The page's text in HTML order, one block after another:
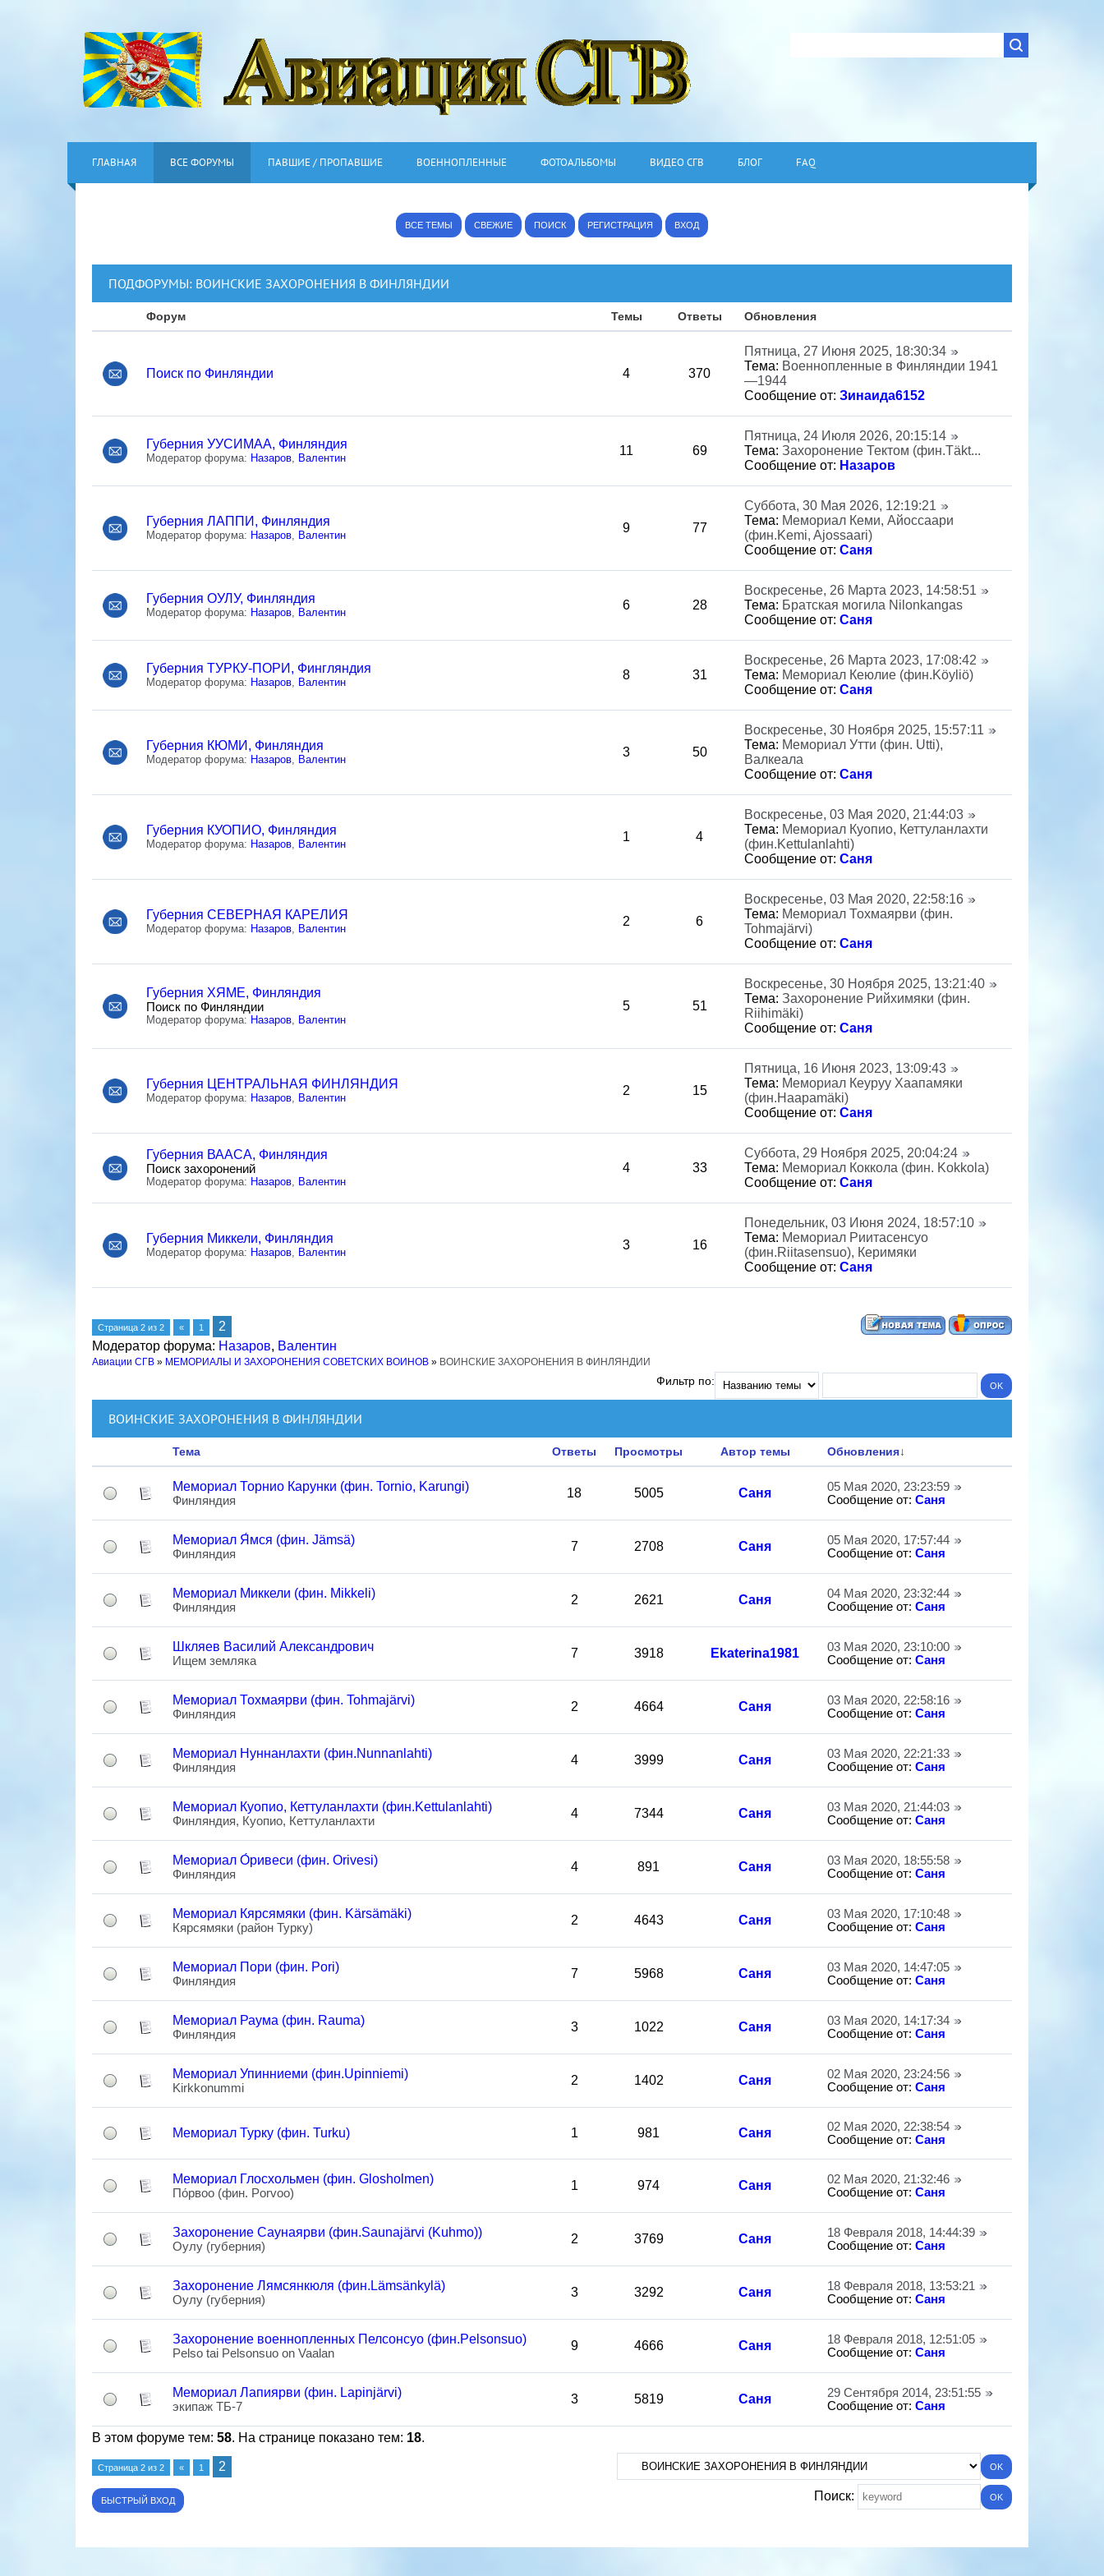
ГЛАВНАЯ ВСЕ ФОРУМЫ ПАВШИЕ / ПРОПАВШИЕ ВОЕННОПЛЕННЫЕ ФОТОАЛЬБОМЫ ВИДЕО СГВ БЛОГ FAQ
ВСЕ ТЕМЫ СВЕЖИЕ ПОИСК РЕГИСТРАЦИЯ ВХОД
ПОДФОРУМЫ: ВОИНСКИЕ ЗАХОРОНЕНИЯ В ФИНЛЯНДИИ
Форум Темы Ответы Обновления
Поиск по Финляндии 4 370
Пятница, 27 Июня 2025, 18:30:34
Тема: Военнопленные в Финляндии 1941
—1944
Сообщение от: Зинаида6152
Губерния УУСИМАА, Финляндия
Модератор форума: Назаров, Валентин
11 69
Пятница, 24 Июля 2026, 20:15:14
Тема: Захоронение Тектом (фин.Täkt...
Сообщение от: Назаров
Губерния ЛАППИ, Финляндия
Модератор форума: Назаров, Валентин
9 77
Суббота, 30 Мая 2026, 12:19:21
Тема: Мемориал Кеми, Айоссаари
(фин.Kemi, Ajossaari)
Сообщение от: Саня
Губерния ОУЛУ, Финляндия
Модератор форума: Назаров, Валентин
6 28
Воскресенье, 26 Марта 2023, 14:58:51
Тема: Братская могила Nilonkangas
Сообщение от: Саня
Губерния ТУРКУ-ПОРИ, Фингляндия
Модератор форума: Назаров, Валентин
8 31
Воскресенье, 26 Марта 2023, 17:08:42
Тема: Мемориал Кеюлие (фин.Köyliö)
Сообщение от: Саня
Губерния КЮМИ, Финляндия
Модератор форума: Назаров, Валентин
3 50
Воскресенье, 30 Ноября 2025, 15:57:11
Тема: Мемориал Утти (фин. Utti),
Валкеала
Сообщение от: Саня
Губерния КУОПИО, Финляндия
Модератор форума: Назаров, Валентин
1 4
Воскресенье, 03 Мая 2020, 21:44:03
Тема: Мемориал Куопио, Кеттуланлахти
(фин.Kettulanlahti)
Сообщение от: Саня
Губерния СЕВЕРНАЯ КАРЕЛИЯ
Модератор форума: Назаров, Валентин
2 6
Воскресенье, 03 Мая 2020, 22:58:16
Тема: Мемориал Тохмаярви (фин.
Tohmajärvi)
Сообщение от: Саня
Губерния ХЯМЕ, Финляндия
Поиск по Финляндии
Модератор форума: Назаров, Валентин
5 51
Воскресенье, 30 Ноября 2025, 13:21:40
Тема: Захоронение Рийхимяки (фин.
Riihimäki)
Сообщение от: Саня
Губерния ЦЕНТРАЛЬНАЯ ФИНЛЯНДИЯ
Модератор форума: Назаров, Валентин
2 15
Пятница, 16 Июня 2023, 13:09:43
Тема: Мемориал Кеуруу Хаапамяки
(фин.Haapamäki)
Сообщение от: Саня
Губерния ВААСА, Финляндия
Поиск захоронений
Модератор форума: Назаров, Валентин
4 33
Суббота, 29 Ноября 2025, 20:04:24
Тема: Мемориал Коккола (фин. Kokkola)
Сообщение от: Саня
Губерния Миккели, Финляндия
Модератор форума: Назаров, Валентин
3 16
Понедельник, 03 Июня 2024, 18:57:10
Тема: Мемориал Риитасенсуо
(фин.Riitasensuo), Керимяки
Сообщение от: Саня
Страница 2 из 2 « 1
2
Модератор форума: Назаров, Валентин
Авиации СГВ » МЕМОРИАЛЫ И ЗАХОРОНЕНИЯ СОВЕТСКИХ ВОИНОВ » ВОИНСКИЕ ЗАХОРОНЕНИЯ В ФИНЛЯНДИИ
Фильтр по:
ВОИНСКИЕ ЗАХОРОНЕНИЯ В ФИНЛЯНДИИ
Тема Ответы Просмотры Автор темы Обновления↓
Мемориал Торнио Карунки (фин. Tornio, Karungi)
Финляндия
18 5005 Саня
05 Мая 2020, 23:23:59
Сообщение от: Саня
Мемориал Я́мся (фин. Jämsä)
Финляндия
7 2708 Саня
05 Мая 2020, 17:57:44
Сообщение от: Саня
Мемориал Миккели (фин. Mikkeli)
Финляндия
2 2621 Саня
04 Мая 2020, 23:32:44
Сообщение от: Саня
Шкляев Василий Александрович
Ищем земляка
7 3918 Ekaterina1981
03 Мая 2020, 23:10:00
Сообщение от: Саня
Мемориал Тохмаярви (фин. Tohmajärvi)
Финляндия
2 4664 Саня
03 Мая 2020, 22:58:16
Сообщение от: Саня
Мемориал Нуннанлахти (фин.Nunnanlahti)
Финляндия
4 3999 Саня
03 Мая 2020, 22:21:33
Сообщение от: Саня
Мемориал Куопио, Кеттуланлахти (фин.Kettulanlahti)
Финляндия, Куопио, Кеттуланлахти
4 7344 Саня
03 Мая 2020, 21:44:03
Сообщение от: Саня
Мемориал О́ривеси (фин. Orivesi)
Финляндия
4 891 Саня
03 Мая 2020, 18:55:58
Сообщение от: Саня
Мемориал Кярсямяки (фин. Kärsämäki)
Кярсямяки (район Турку)
2 4643 Саня
03 Мая 2020, 17:10:48
Сообщение от: Саня
Мемориал Пори (фин. Pori)
Финляндия
7 5968 Саня
03 Мая 2020, 14:47:05
Сообщение от: Саня
Мемориал Раума (фин. Rauma)
Финляндия
3 1022 Саня
03 Мая 2020, 14:17:34
Сообщение от: Саня
Мемориал Упинниеми (фин.Upinniemi)
Kirkkonummi
2 1402 Саня
02 Мая 2020, 23:24:56
Сообщение от: Саня
Мемориал Турку (фин. Turku) 1 981 Саня
02 Мая 2020, 22:38:54
Сообщение от: Саня
Мемориал Глосхольмен (фин. Glosholmen)
По́рвоо (фин. Porvoo)
1 974 Саня
02 Мая 2020, 21:32:46
Сообщение от: Саня
Захоронение Саунаярви (фин.Saunajärvi (Kuhmo))
Оулу (губерния)
2 3769 Саня
18 Февраля 2018, 14:44:39
Сообщение от: Саня
Захоронение Лямсянкюля (фин.Lämsänkylä)
Оулу (губерния)
3 3292 Саня
18 Февраля 2018, 13:53:21
Сообщение от: Саня
Захоронение военнопленных Пелсонсуо (фин.Pelsonsuo)
Pelso tai Pelsonsuo on Vaalan
9 4666 Саня
18 Февраля 2018, 12:51:05
Сообщение от: Саня
Мемориал Лапиярви (фин. Lapinjärvi)
экипаж ТБ-7
3 5819 Саня
29 Сентября 2014, 23:51:55
Сообщение от: Саня
В этом форуме тем: 58. На странице показано тем: 18.
Страница 2 из 2 « 1 2
Поиск: